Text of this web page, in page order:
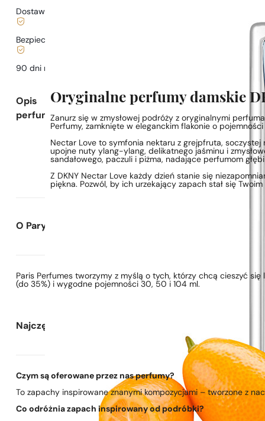
Dostawa już
Bezpieczne zakupy i płatności
90 dni na
Opis
perfum
Oryginalne perfumy damskie
Zanurz się w zmysłowej podróży z oryginalnymi
Perfumy, zamknięte w eleganckim flakonie o
Nectar Love to symfonia nektaru z grejpfruta, soczystej
upojne nuty ylang-ylang, delikatnego jaśminu i
sandałowego, paczuli i piżma, nadające perfumom
Z DKNY Nectar Love każdy dzień stanie się
piękna. Pozwól, by ich urzekający zapach stał się
O Paryskie Perfumy
Paris Perfumes tworzymy z myślą o tych, którzy chcą cieszyć
(do 35%) i wygodne pojemności 30, 50 i 104 ml.
Najczęściej zadawane pytania
Czym są oferowane przez nas perfumy?
To zapachy inspirowane znanymi kompozycjami – tworzone z
Co odróżnia zapach inspirowany od podróbki?